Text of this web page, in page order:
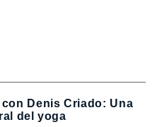
Denis Criado: Una
del yoga